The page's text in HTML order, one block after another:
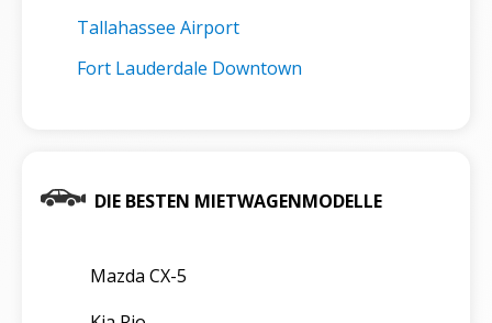
Tallahassee Airport
Fort Lauderdale Downtown
DIE BESTEN MIETWAGENMODELLE
Mazda CX-5